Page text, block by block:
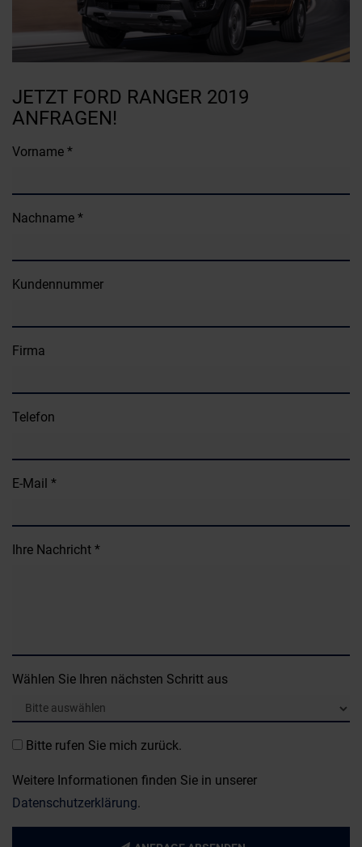
JETZT FORD RANGER 2019
ANFRAGEN!
Vorname *
Nachname *
Kundennummer
Firma
Telefon
E-Mail *
Ihre Nachricht *
Wählen Sie Ihren nächsten Schritt aus
Bitte rufen Sie mich zurück.
Weitere Informationen finden Sie in unserer
Datenschutzerklärung.